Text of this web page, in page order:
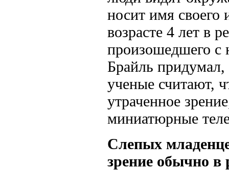
носит имя
возрасте 4 лет в
произошедшего с
Брайль придумал,
ученые считают,
утраченное
миниатюрные
Слепых
зрение обычно в